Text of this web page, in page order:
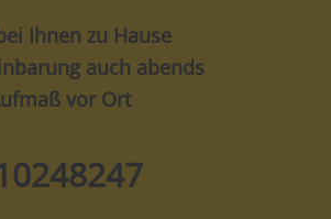
Ihnen zu Hause
auch abends
vor Ort